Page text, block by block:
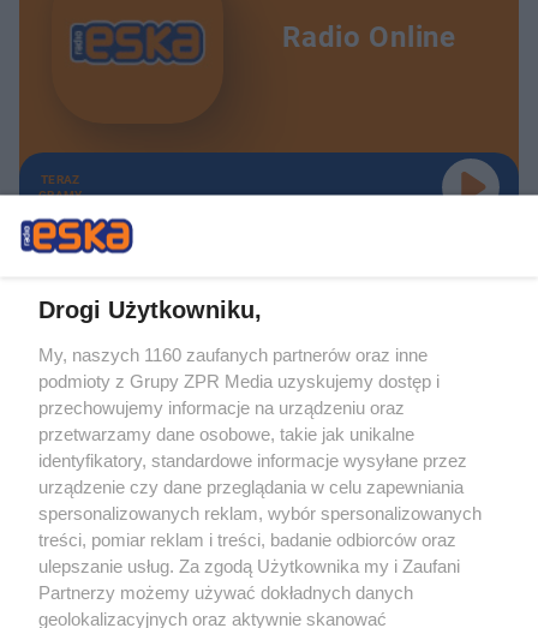
Radio Online
TERAZ
GRAMY
Żaden utwór zamieszczony w serwisie nie może być powielany i
rozpowszechniany lub dalej rozpowszechniany w jakikolwiek sposób (w
tym także elektroniczny lub mechaniczny) na jakimkolwiek polu
eksploatacji w jakiejkolwiek formie, włącznie z umieszczaniem w Internecie
bez pisemnej zgody właściciela praw. Jakiekolwiek użycie lub
wykorzystanie utworów w całości lub w części z naruszeniem prawa, tzn.
bez właściwej zgody, jest zabronione pod groźbą kary i może być ścigane
prawnie.
Drogi Użytkowniku,
My, naszych 1160 zaufanych partnerów oraz inne
podmioty z Grupy ZPR Media uzyskujemy dostęp i
przechowujemy informacje na urządzeniu oraz
przetwarzamy dane osobowe, takie jak unikalne
identyfikatory, standardowe informacje wysyłane przez
urządzenie czy dane przeglądania w celu zapewniania
spersonalizowanych reklam, wybór spersonalizowanych
treści, pomiar reklam i treści, badanie odbiorców oraz
ulepszanie usług. Za zgodą Użytkownika my i Zaufani
Partnerzy możemy używać dokładnych danych
geolokalizacyjnych oraz aktywnie skanować